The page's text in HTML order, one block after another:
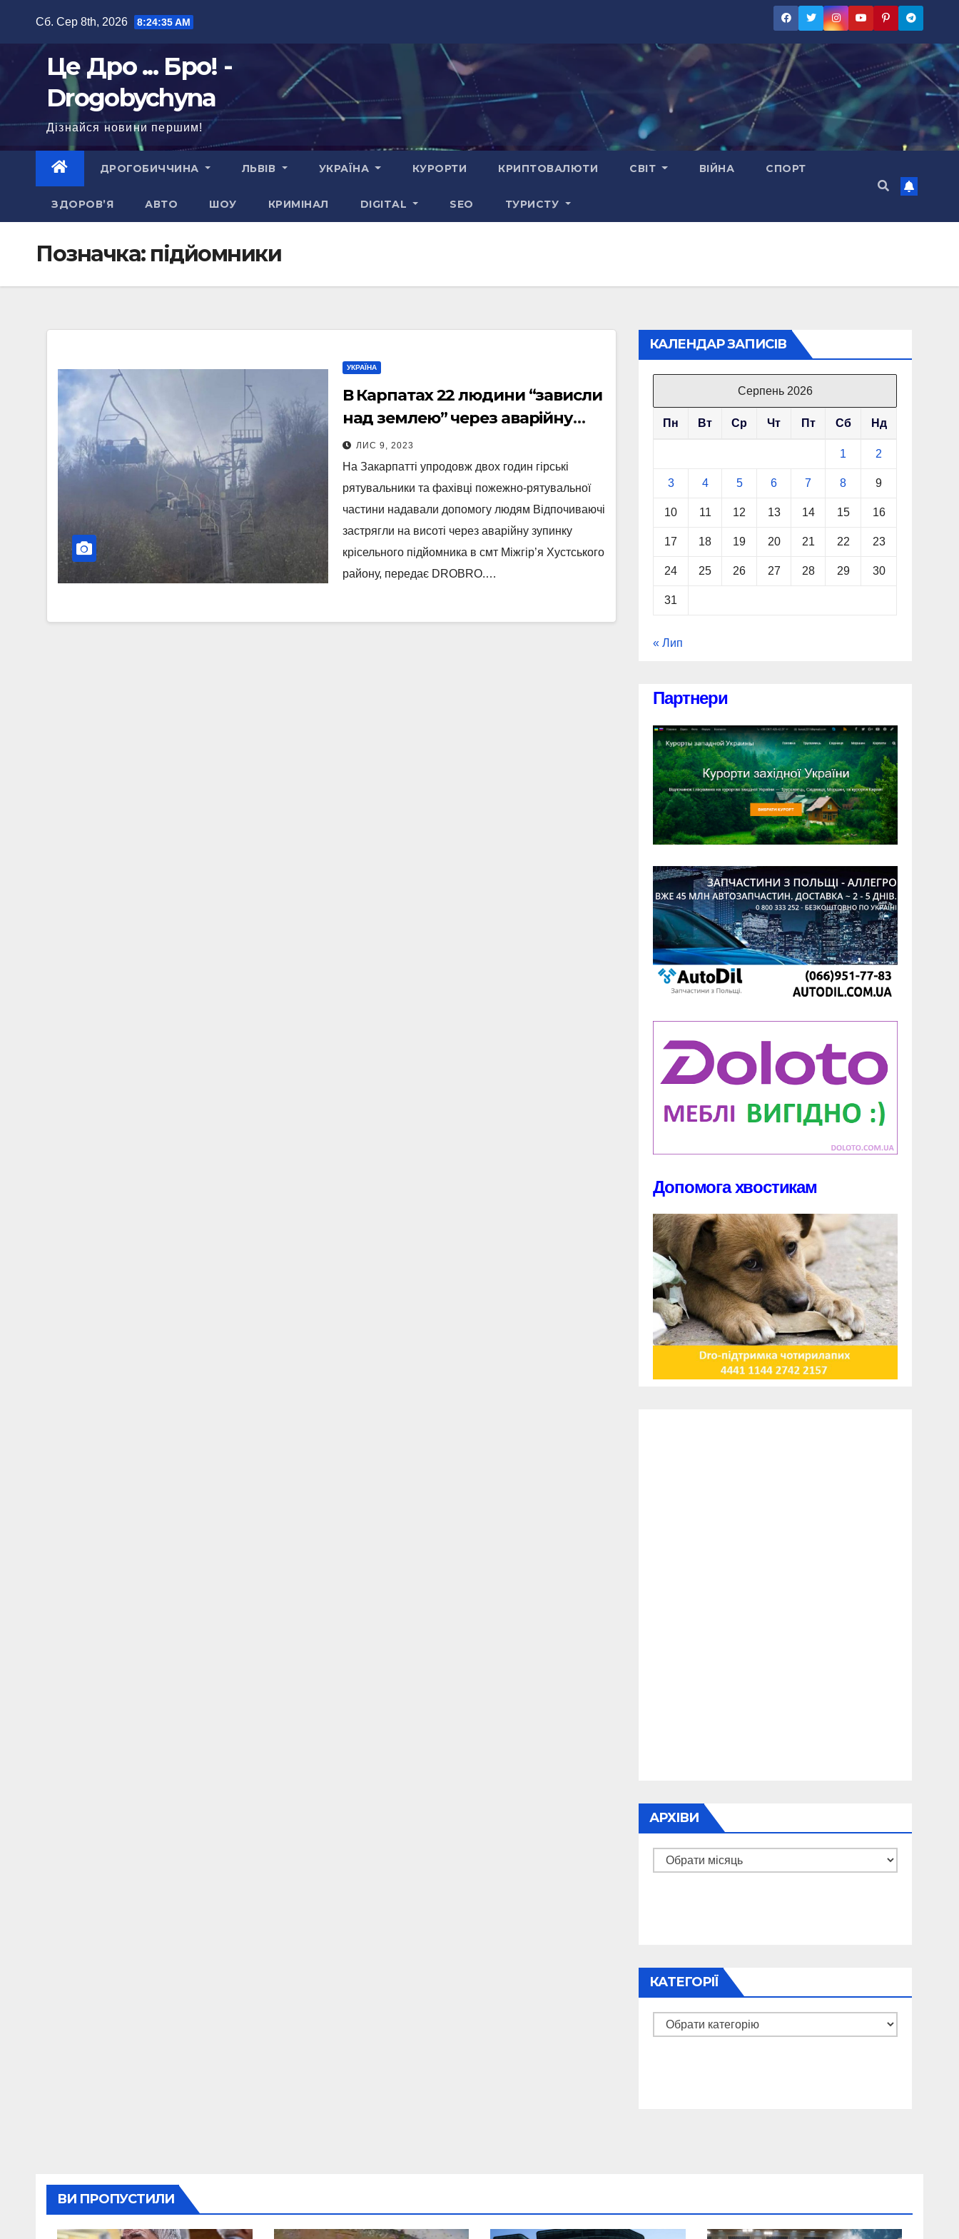
Сб. Сер 8th, 2026 8:24:36 AM
Це Дро ... Бро! -
Drogobychyna
Дізнайся новини першим!
ДРОГОБИЧЧИНА ЛЬВІВ УКРАЇНА КУРОРТИ КРИПТОВАЛЮТИ СВІТ ВІЙНА СПОРТ
ЗДОРОВ’Я АВТО ШОУ КРИМІНАЛ DIGITAL SEO ТУРИСТУ
Позначка: підйомники
УКРАЇНА
В Карпатах 22 людини “зависли
над землею” через аварійну
зупинку підйомника (Фото)
ЛИС 9, 2023
На Закарпатті упродовж двох годин гірські
рятувальники та фахівці пожежно-рятувальної
частини надавали допомогу людям Відпочиваючі
застрягли на висоті через аварійну зупинку
крісельного підйомника в смт Міжгір’я Хустського
району, передає DROBRO.…
КАЛЕНДАР ЗАПИСІВ
Серпень 2026
Пн Вт Ср Чт Пт Сб Нд
1 2
3 4 5 6 7 8 9
10 11 12 13 14 15 16
17 18 19 20 21 22 23
24 25 26 27 28 29 30
31
« Лип
Партнери
Допомога хвостикам
АРХІВИ
Архіви
КАТЕГОРІЇ
Категорії
ВИ ПРОПУСТИЛИ